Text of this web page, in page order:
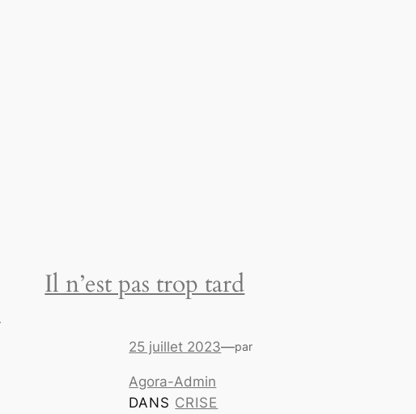
Il n’est pas trop tard
25 juillet 2023—par
Agora-Admin
DANS CRISE